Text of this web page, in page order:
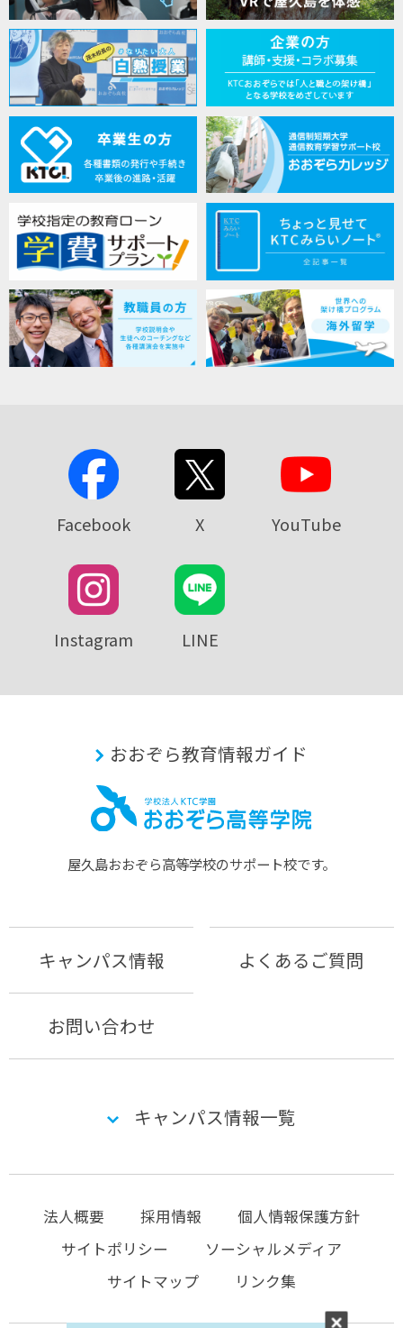
Facebook X YouTube
Instagram LINE
おおぞら教育情報ガイド
屋久島おおぞら⾼等学校のサポート校です。
キャンパス情報 よくあるご質問
お問い合わせ
キャンパス情報一覧
法人概要 採用情報
個人情報保護方針
サイトポリシー
ソーシャルメディア
サイトマップ
リンク集